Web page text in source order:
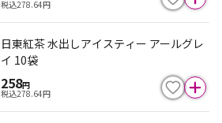
税込278.64円
日東紅茶 水出しアイスティー アールグレ
イ 10袋
258円
税込278.64円